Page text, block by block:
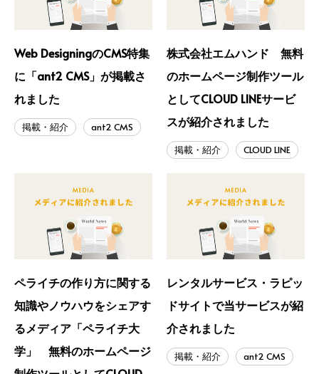
Web DesigningのCMS特集
に「ant2 CMS」が掲載さ
れました
掲載・紹介 ant2 CMS
株式会社エムハンド 無料
のホームページ制作ツール
としてCLOUD LINEサービ
スが紹介されました
掲載・紹介 CLOUD LINE
ペライチの作り方に関する
知識やノウハウをシェアす
るメディア「ペライチ大
学」 無料のホームページ
レンタルサービス・ラピッ
ドサイトで当サービスが紹
介されました
掲載・紹介 ant2 CMS